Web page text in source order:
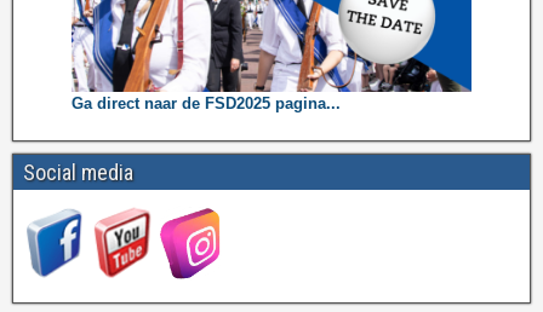
Ga direct naar de FSD2025 pagina...
Social media